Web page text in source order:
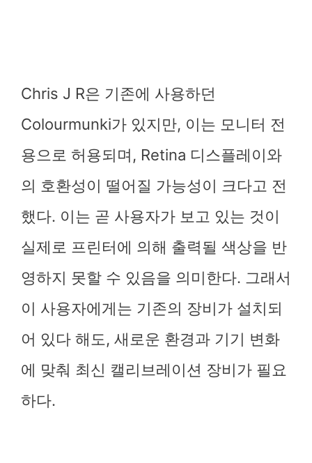
Chris J R은 기존에 사용하던
Colourmunki가 있지만, 이는 모니터 전
용으로 허용되며, Retina 디스플레이와
의 호환성이 떨어질 가능성이 크다고 전
했다. 이는 곧 사용자가 보고 있는 것이
실제로 프린터에 의해 출력될 색상을 반
영하지 못할 수 있음을 의미한다. 그래서
이 사용자에게는 기존의 장비가 설치되
어 있다 해도, 새로운 환경과 기기 변화
에 맞춰 최신 캘리브레이션 장비가 필요
하다.